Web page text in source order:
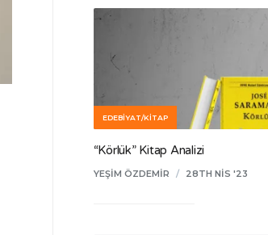
EDEBIYAT/KITAP
“Körlük” Kitap Analizi
YEŞIM ÖZDEMIR / 28TH NIS '23